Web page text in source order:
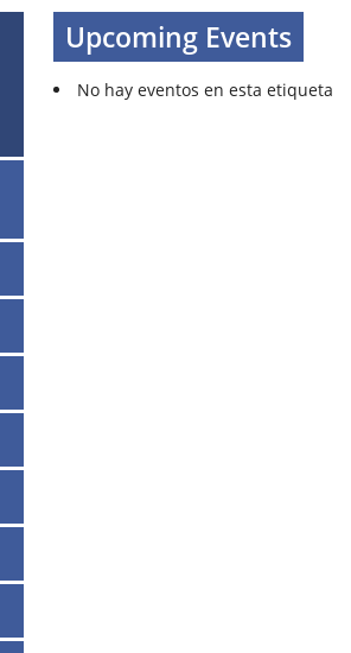
Upcoming Events
No hay eventos en esta etiqueta